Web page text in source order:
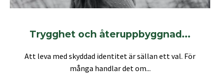
Trygghet och återuppbyggnad...
Att leva med skyddad identitet är sällan ett val. För
många handlar det om...